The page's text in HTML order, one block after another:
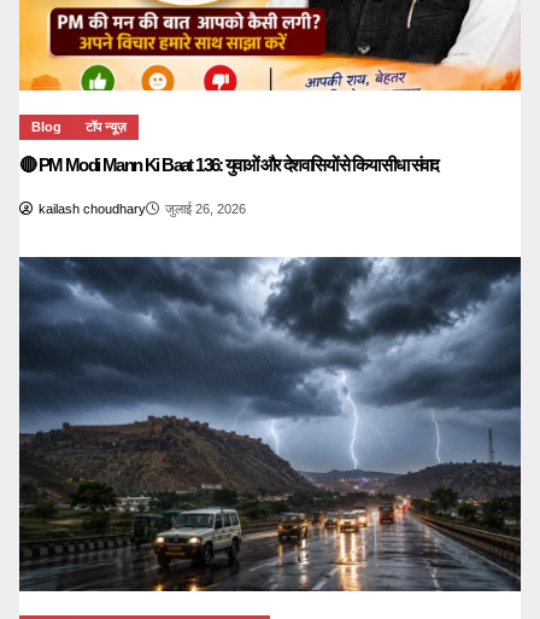
Blog टॉप न्यूज़
🔴 PM Modi Mann Ki Baat 136: युवाओं और देशवासियों से किया सीधा संवाद
kailash choudhary जुलाई 26, 2026